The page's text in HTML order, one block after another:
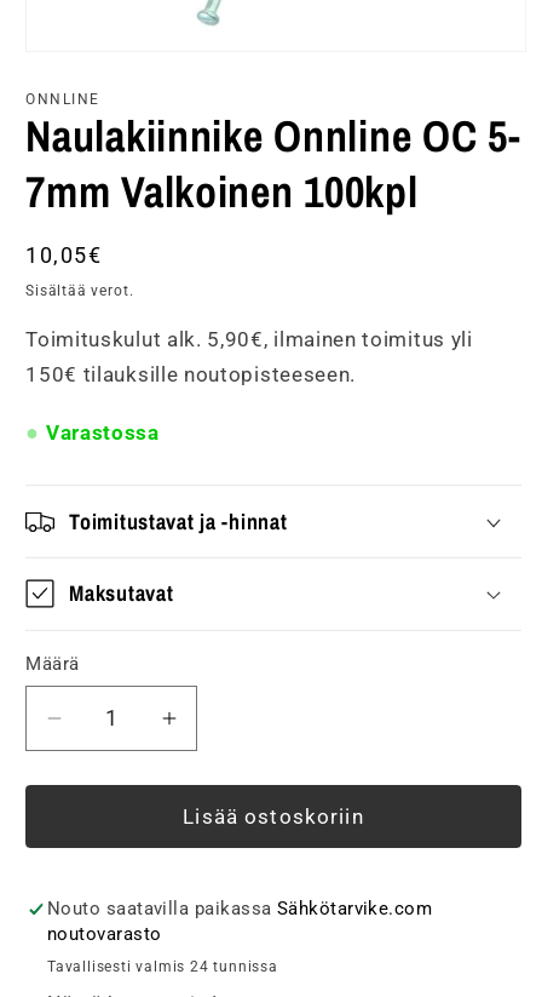
1
ikkunassa
ONNLINE
Naulakiinnike Onnline OC 5-
7mm Valkoinen 100kpl
Normaalihinta
10,05€
Sisältää verot.
Toimituskulut alk. 5,90€, ilmainen toimitus yli
150€ tilauksille noutopisteeseen.
Varastossa
Toimitustavat ja -hinnat
Maksutavat
Määrä
Vähennä
tuotteen
Naulakiinnike
OC
7mm
Valkoinen
100kpl
Lisää
tuotteen
Naulakiinnike
Onnline
OC
7mm
100kpl
Lisää ostoskoriin
Nouto saatavilla paikassa Sähkötarvike.com
noutovarasto
Tavallisesti valmis 24 tunnissa